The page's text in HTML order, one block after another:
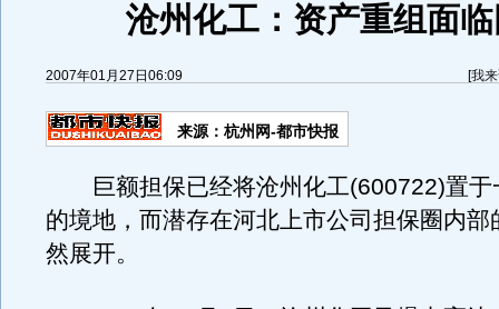
沧州化工：资产重组面
2007年01月27日06:09 [我
来源：杭州网-都市快报
巨额担保已经将沧州化工(600722)置于
的境地，而潜存在河北上市公司担保圈内部
然展开。